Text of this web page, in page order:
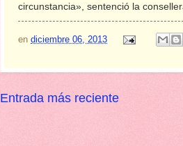
circunstancia», sentenció la
en diciembre 06, 2013
Entrada más reciente